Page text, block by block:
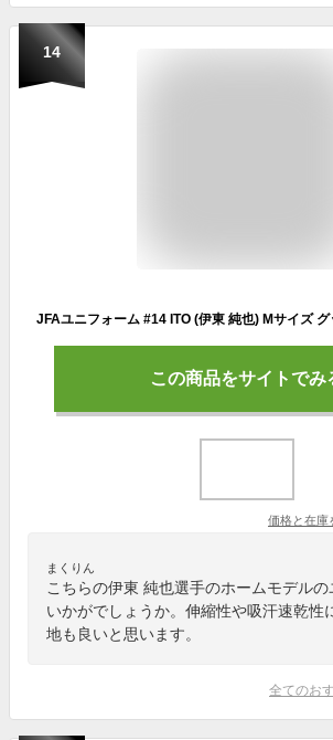
14
JFAユニフォーム #14 ITO (伊東 純也) Mサイズ グ
この商品をサイトでみ
価格と在庫
まくりん
こちらの伊東 純也選手のホームモデル
いかがでしょうか。伸縮性や吸汗速乾性
地も良いと思います。
全てのお